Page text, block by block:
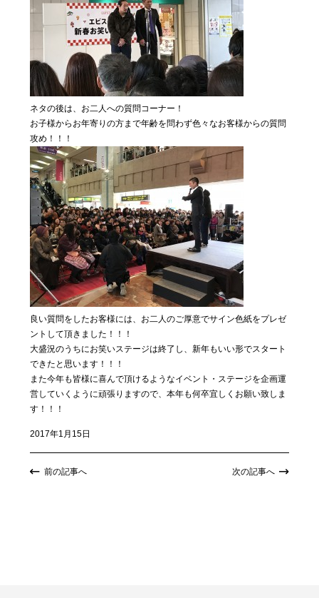
ネタの後は、お二人への質問コーナー！
お子様からお年寄りの方まで年齢を問わず色々なお客様からの質問
攻め！！！
良い質問をしたお客様には、お二人のご厚意でサイン色紙をプレゼ
ントして頂きました！！！
大盛況のうちにお笑いステージは終了し、新年もいい形でスタート
できたと思います！！！
また今年も皆様に喜んで頂けるようなイベント・ステージを企画運
営していくように頑張りますので、本年も何卒宜しくお願い致しま
す！！！
2017年1月15日
前の記事へ 次の記事へ